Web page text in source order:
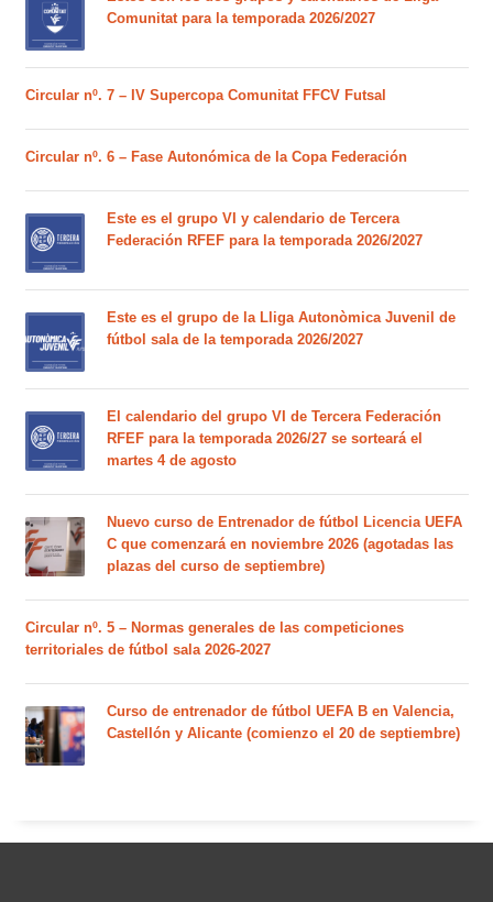
Comunitat para la temporada 2026/2027
Circular nº. 7 – IV Supercopa Comunitat FFCV Futsal
Circular nº. 6 – Fase Autonómica de la Copa Federación
Este es el grupo VI y calendario de Tercera
Federación RFEF para la temporada 2026/2027
Este es el grupo de la Lliga Autonòmica Juvenil de
fútbol sala de la temporada 2026/2027
El calendario del grupo VI de Tercera Federación
RFEF para la temporada 2026/27 se sorteará el
martes 4 de agosto
Nuevo curso de Entrenador de fútbol Licencia UEFA
C que comenzará en noviembre 2026 (agotadas las
plazas del curso de septiembre)
Circular nº. 5 – Normas generales de las competiciones
territoriales de fútbol sala 2026-2027
Curso de entrenador de fútbol UEFA B en Valencia,
Castellón y Alicante (comienzo el 20 de septiembre)